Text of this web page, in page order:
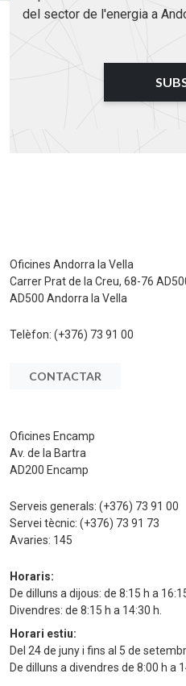
del sector de l'energia a
Oficines Andorra la Vella
Carrer Prat de la Creu, 68-76
AD500 Andorra la Vella
Telèfon: (+376) 73 91 00
CONTACTAR
Oficines Encamp
Av. de la Bartra
AD200 Encamp
Serveis generals: (+376) 73 91 00
Servei tècnic: (+376) 73 91 73
Avaries: 145
Horaris:
De dilluns a dijous: de 8:15 h a
Divendres: de 8:15 h a 14:30 h.
Horari estiu:
Del 24 de juny i fins al 5 de
De dilluns a divendres de 8:00 h a